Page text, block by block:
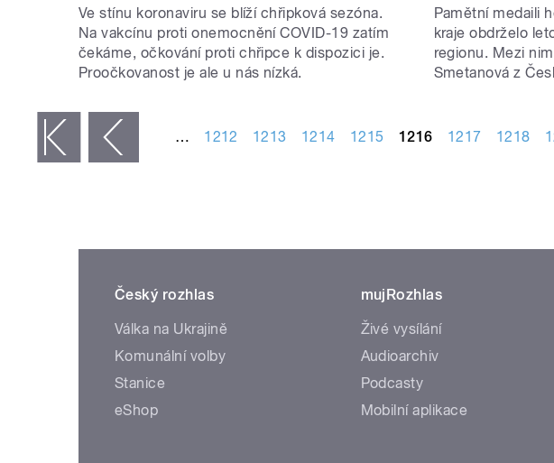
Ve stínu koronaviru se blíží chřipková sezóna.
Na vakcínu proti onemocnění COVID-19 zatím
čekáme, očkování proti chřipce k dispozici je.
Proočkovanost je ale u nás nízká.
Pamětní medaili
kraje obdrželo
regionu. Mezi
Smetanová z
‹ předchozí … 1212 1213 1214 1215 1216 1217 1218
Český rozhlas
Válka na Ukrajině
Komunální volby
Stanice
eShop
mujRozhlas
Živé vysílání
Audioarchiv
Podcasty
Mobilní aplikace